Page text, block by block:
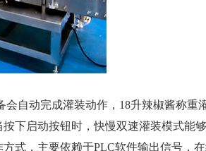
自动完成灌装动作，18升辣椒酱称重
下启动按钮时，快慢双速灌装模式能
式，主要依赖于PLC软件输出信号，